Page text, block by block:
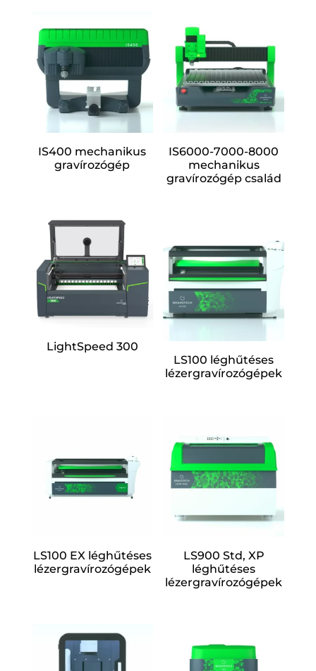
IS400 mechanikus
gravírozógép
IS6000-7000-8000
mechanikus
gravírozógép család
LightSpeed 300
LS100 léghűtéses
lézergravírozógépek
LS100 EX léghűtéses
lézergravírozógépek
LS900 Std, XP
léghűtéses
lézergravírozógépek